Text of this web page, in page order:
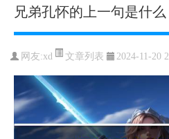
兄弟孔怀的上一句是什么
网友:xd 文章列表 2024-11-20